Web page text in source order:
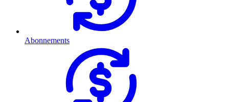
Abonnements